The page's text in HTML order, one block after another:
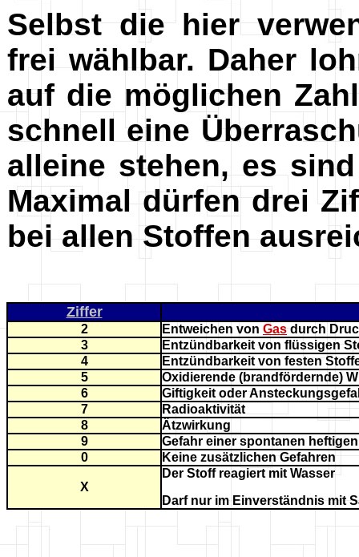
Selbst die hier
frei wählbar. Daher
auf die möglichen
schnell eine
alleine stehen, es
Maximal dürfen drei
bei allen Stoffen
Ziffer
2 Entweichen von Gas durch
3
Entzündbarkeit von flüssigen
4
Entzündbarkeit von festen
5
Oxidierende (brandfördernde)
6
Giftigkeit oder
7
Radioaktivität
8
Ätzwirkung
9
Gefahr einer spontanen
0
Keine zusätzlichen Gefahren
X
Der Stoff reagiert mit Wasser
Darf nur im Einverständnis mit